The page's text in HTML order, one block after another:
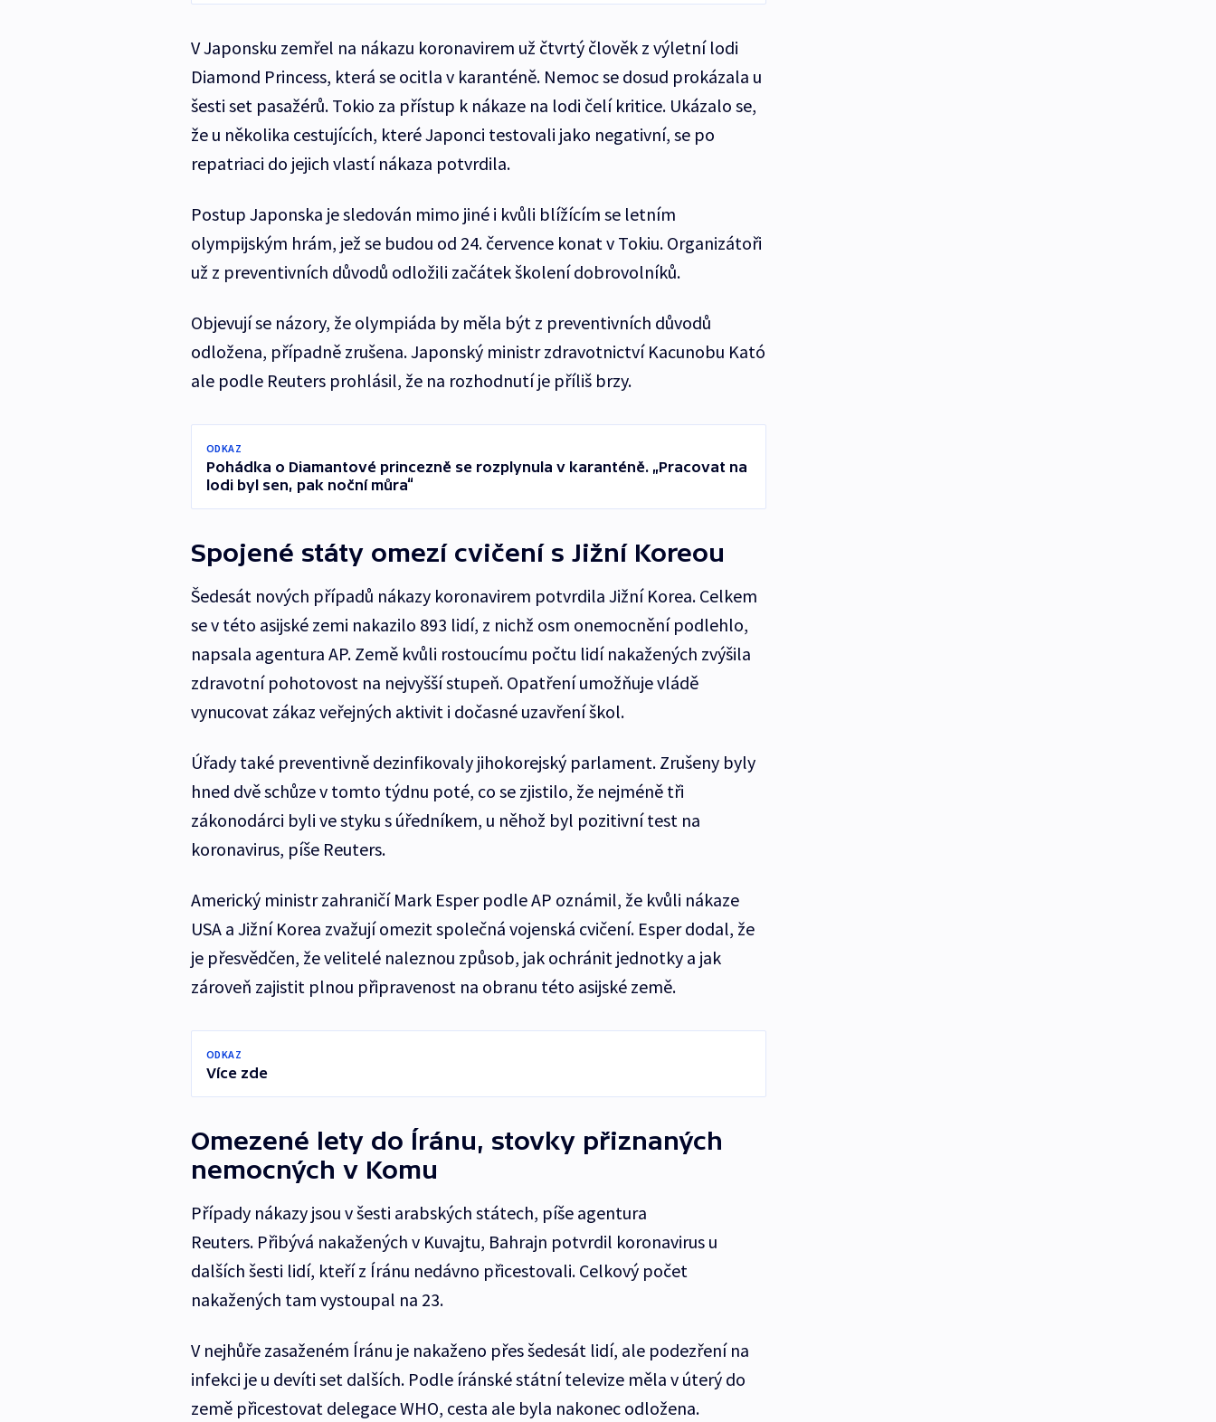
V Japonsku zemřel na nákazu koronavirem už čtvrtý člověk z výletní lodi
Diamond Princess, která se ocitla v karanténě. Nemoc se dosud prokázala u
šesti set pasažérů. Tokio za přístup k nákaze na lodi čelí kritice. Ukázalo se,
že u několika cestujících, které Japonci testovali jako negativní, se po
repatriaci do jejich vlastí nákaza potvrdila.
Postup Japonska je sledován mimo jiné i kvůli blížícím se letním
olympijským hrám, jež se budou od 24. července konat v Tokiu. Organizátoři
už z preventivních důvodů odložili začátek školení dobrovolníků.
Objevují se názory, že olympiáda by měla být z preventivních důvodů
odložena, případně zrušena. Japonský ministr zdravotnictví Kacunobu Kató
ale podle Reuters prohlásil, že na rozhodnutí je příliš brzy.
ODKAZ
Pohádka o Diamantové princezně se rozplynula v karanténě. „Pracovat na
lodi byl sen, pak noční můra“
Spojené státy omezí cvičení s Jižní Koreou
Šedesát nových případů nákazy koronavirem potvrdila Jižní Korea. Celkem
se v této asijské zemi nakazilo 893 lidí, z nichž osm onemocnění podlehlo,
napsala agentura AP. Země kvůli rostoucímu počtu lidí nakažených zvýšila
zdravotní pohotovost na nejvyšší stupeň. Opatření umožňuje vládě
vynucovat zákaz veřejných aktivit i dočasné uzavření škol.
Úřady také preventivně dezinfikovaly jihokorejský parlament. Zrušeny byly
hned dvě schůze v tomto týdnu poté, co se zjistilo, že nejméně tři
zákonodárci byli ve styku s úředníkem, u něhož byl pozitivní test na
koronavirus, píše Reuters.
Americký ministr zahraničí Mark Esper podle AP oznámil, že kvůli nákaze
USA a Jižní Korea zvažují omezit společná vojenská cvičení. Esper dodal, že
je přesvědčen, že velitelé naleznou způsob, jak ochránit jednotky a jak
zároveň zajistit plnou připravenost na obranu této asijské země.
ODKAZ
Více zde
Omezené lety do Íránu, stovky přiznaných
nemocných v Komu
Případy nákazy jsou v šesti arabských státech, píše agentura
Reuters. Přibývá nakažených v Kuvajtu, Bahrajn potvrdil koronavirus u
dalších šesti lidí, kteří z Íránu nedávno přicestovali. Celkový počet
nakažených tam vystoupal na 23.
V nejhůře zasaženém Íránu je nakaženo přes šedesát lidí, ale podezření na
infekci je u devíti set dalších. Podle íránské státní televize měla v úterý do
země přicestovat delegace WHO, cesta ale byla nakonec odložena.